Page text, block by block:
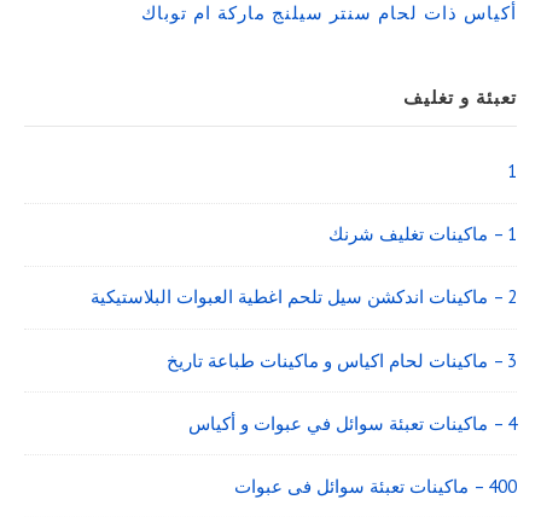
أكياس ذات لحام سنتر سيلنج ماركة ام توباك
Sidebar
Widget
Area
تعبئة و تغليف
1
1 – ماكينات تغليف شرنك
2 – ماكينات اندكشن سيل تلحم اغطية العبوات البلاستيكية
3 – ماكينات لحام اكياس و ماكينات طباعة تاريخ
4 – ماكينات تعبئة سوائل في عبوات و أكياس
400 – ماكينات تعبئة سوائل فى عبوات